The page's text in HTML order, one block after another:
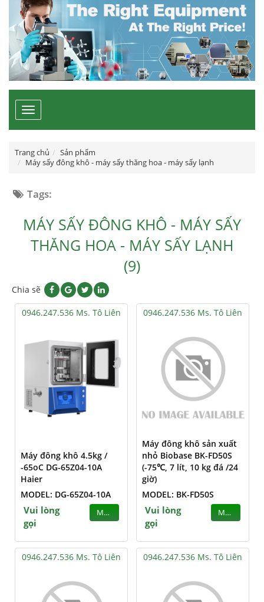
Toggle
navigation
Trang chủ
Sản phẩm
Máy sấy đông khô - máy sấy thăng hoa - máy sấy lạnh
Tags:
MÁY SẤY ĐÔNG KHÔ - MÁY SẤY
THĂNG HOA - MÁY SẤY LẠNH
(9)
Chia sẽ
0946.247.536 Ms. Tô Liên
Máy đông khô 4.5kg /
-65oC DG-65Z04-10A
Haier
MODEL: DG-65Z04-10A
Vui lòng
gọi
MUA
0946.247.536 Ms. Tô Liên
Máy đông khô sản xuất
nhỏ Biobase BK-FD50S
(-75℃, 7 lít, 10 kg đá /24
giờ)
MODEL: BK-FD50S
Vui lòng
gọi
MUA
0946.247.536 Ms. Tô Liên 0946.247.536 Ms. Tô Liên